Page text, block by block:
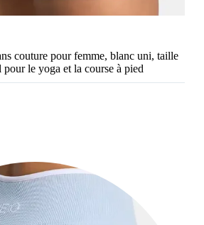
couture pour femme, blanc uni, taille
le yoga et la course à pied